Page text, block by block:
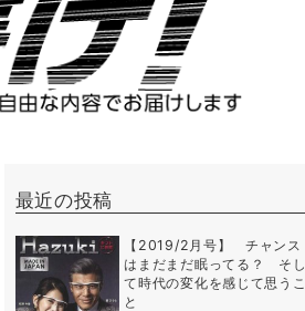
最近の投稿
【2019/2月号】 チャンス
はまだまだ眠ってる？ そし
て時代の変化を感じて思うこ
と